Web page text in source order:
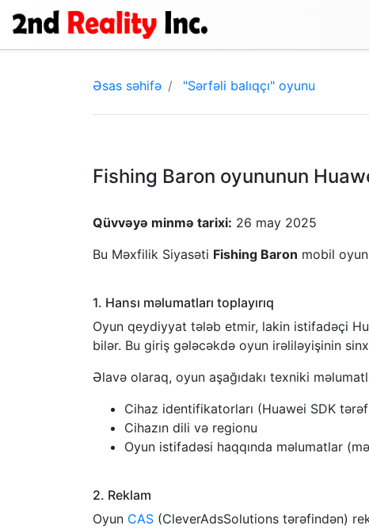
Əsas səhifə "Sərfəli balıqçı" oyunu
Fishing Baron oyununun
Qüvvəyə minmə tarixi: 26 may 2025
Bu Məxfilik Siyasəti Fishing Baron mobil
1. Hansı məlumatları toplayırıq
Oyun qeydiyyat tələb etmir, lakin istifadəçi
bilər. Bu giriş gələcəkdə oyun irəliləyişinin
Əlavə olaraq, oyun aşağıdakı texniki
Cihaz identifikatorları (Huawei SDK
Cihazın dili və regionu
Oyun istifadəsi haqqında məlumatlar
2. Reklam
Oyun CAS (CleverAdsSolutions tərəfindən)